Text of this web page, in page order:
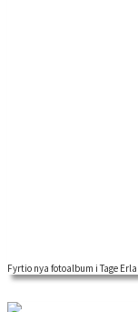
Nu finns ytterligare fyrtio
Fyrtio nya fotoalbum i Tage